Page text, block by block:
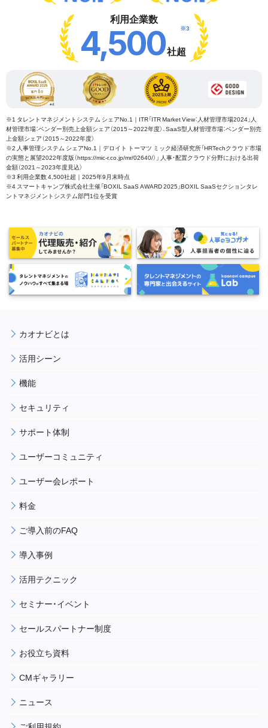
利用企業数
4,500社超
※3
※1 タレントマネジメントシステム シェアNo.1｜ITR「ITR Market View：人材管理市場2024」人
材管理市場：ベンダー別売上金額シェア（2015～2022年度）、SaaS型人材管理市場：ベンダー別売
上金額シェア（2015～2022年度）
※2 人事管理システム シェアNo.1｜デロイト トーマツ ミック経済研究所「HRTechクラウド市場
の実態と展望2022年度版（https://mic-r.co.jp/mr/02640/）」 人事・配置クラウド分野における出荷
金額（2021～2023年度見込）
※3 利用企業数 4,500社超｜2025年9月末時点
※4 スマートキャンプ株式会社主催「BOXIL SaaS AWARD 2025」BOXIL SaaSセクションタレ
ントマネジメントシステム部門1位を受賞
カオナビとは
活用シーン
機能
セキュリティ
サポート体制
ユーザーコミュニティ
ユーザー会レポート
料金
ご導入前のFAQ
導入事例
活用テクニック
セミナー・イベント
セールスパートナー制度
お役立ち資料
CMギャラリー
ニュース